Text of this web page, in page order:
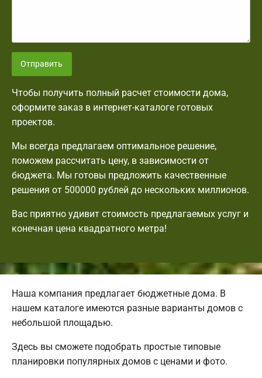
Отправить
Чтобы получить полный расчет стоимости дома,
оформите заказ в интернет-каталоге готовых
проектов.
Мы всегда предлагаем оптимальное решение,
поможем рассчитать цену, в зависимости от
бюджета. Мы готовы предложить качественные
решения от 500000 рублей до нескольких миллионов.
Вас приятно удивит стоимость предлагаемых услуг и
конечная цена квадратного метра!
Наша компания предлагает бюджетные дома. В
нашем каталоге имеются разные варианты домов с
небольшой площадью.
Здесь вы сможете подобрать простые типовые
планировки популярных домов с ценами и фото.